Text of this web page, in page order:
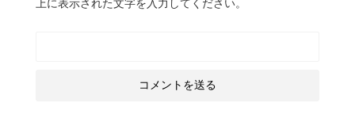
上に表示された文字を入力してください。